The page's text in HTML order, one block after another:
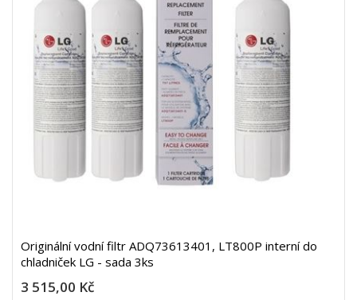
Originální vodní filtr ADQ73613401, LT800P interní do
chladniček LG - sada 3ks
3 515,00 Kč